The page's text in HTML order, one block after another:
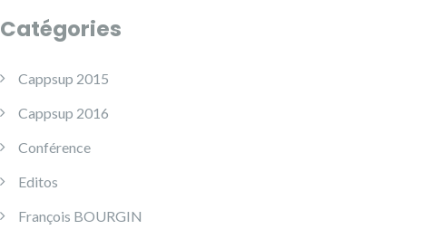
Catégories
Cappsup 2015
Cappsup 2016
Conférence
Editos
François BOURGIN